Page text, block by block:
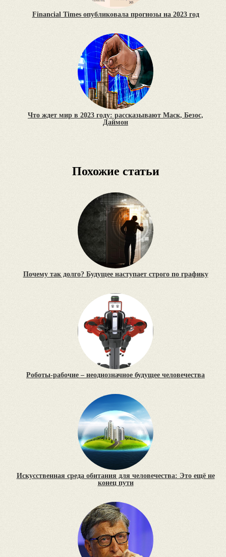
Financial Times опубликовала прогнозы на 2023 год
Что ждет мир в 2023 году: рассказывают Маск, Безос,
Даймон
Похожие статьи
Почему так долго? Будущее наступает строго по графику
Роботы-рабочие – неоднозначное будущее человечества
Искусственная среда обитания для человечества: Это ещё не
конец пути